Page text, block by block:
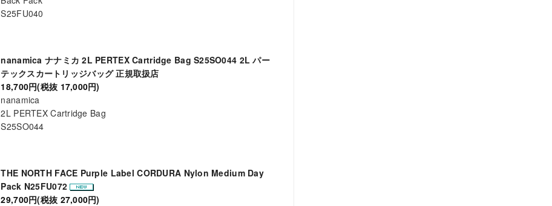
S25FU040
nanamica ナナミカ 2L PERTEX Cartridge Bag S25SO044 2L パー
テックスカートリッジバッグ 正規取扱店
18,700円(税抜 17,000円)
nanamica
2L PERTEX Cartridge Bag
S25SO044
THE NORTH FACE Purple Label CORDURA Nylon Medium Day
Pack N25FU072
29,700円(税抜 27,000円)